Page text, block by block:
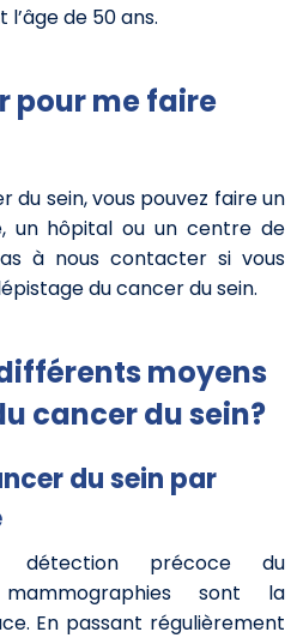
de 50 ans.
pour me faire
du sein, vous pouvez faire un
un hôpital ou un centre de
à nous contacter si vous
du cancer du sein.
moyens
cancer du sein?
du sein par
détection précoce du
sont la
En passant régulièrement